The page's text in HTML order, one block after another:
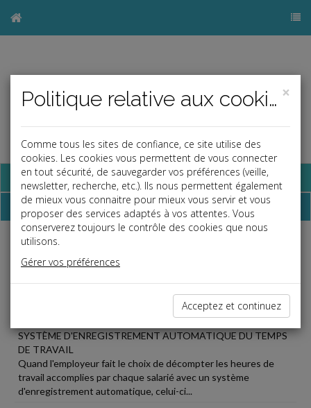
Base documentaire
Dépêches
Liste des dernières dépêches
SYSTÈME D'ENREGISTREMENT AUTOMATIQUE DU TEMPS
DE TRAVAIL
Quand l'employeur fait le choix de décompter les heures de
travail accomplies par chaque salarié avec un système
d'enregistrement automatique, celui-ci...
×
Politique relative aux cookies
Comme tous les sites de confiance, ce site utilise des
cookies. Les cookies vous permettent de vous connecter
en tout sécurité, de sauvegarder vos préférences (veille,
newsletter, recherche, etc.). Ils nous permettent également
de mieux vous connaitre pour mieux vous servir et vous
proposer des services adaptés à vos attentes. Vous
conserverez toujours le contrôle des cookies que nous
utilisons.
Gérer vos préférences
Acceptez et continuez